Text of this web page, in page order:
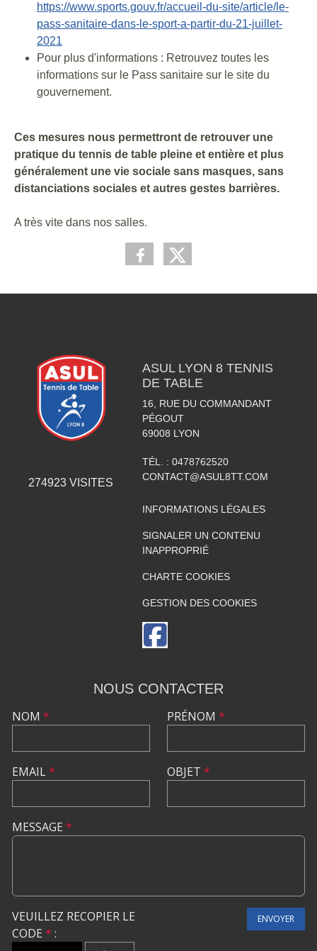
https://www.sports.gouv.fr/accueil-du-site/article/le-
pass-sanitaire-dans-le-sport-a-partir-du-21-juillet-
2021
Pour plus d'informations : Retrouvez toutes les
informations sur le Pass sanitaire sur le site du
gouvernement.
Ces mesures nous permettront de retrouver une
pratique du tennis de table pleine et entière et plus
généralement une vie sociale sans masques, sans
distanciations sociales et autres gestes barrières.
A très vite dans nos salles.
274923 VISITES
ASUL LYON 8 TENNIS
DE TABLE
16, RUE DU COMMANDANT
PÉGOUT
69008 LYON
TÉL. : 0478762520
CONTACT@ASUL8TT.COM
INFORMATIONS LÉGALES
SIGNALER UN CONTENU
INAPPROPRIÉ
CHARTE COOKIES
GESTION DES COOKIES
NOUS CONTACTER
NOM *
EMAIL*
PRÉNOM *
OBJET *
MESSAGE *
VEUILLEZ RECOPIER LE
CODE * :
ENVOYER